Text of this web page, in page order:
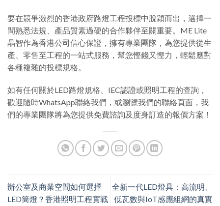
要在競爭激烈的香港政府路燈工程投標中脫穎而出，選擇一
間熟悉法規、產品質素過硬的合作夥伴至關重要。ME Lite
晶智作為香港公司信心保證，擁有專業團隊，為您提供從生
產、零售至工程的一站式服務，幫您慳錢又慳力，輕鬆應對
各種複雜的投標規格。
如有任何關於LED路燈規格、IEC認證或照明工程的查詢，
歡迎隨時WhatsApp聯絡我們，或瀏覽我們的聯絡頁面，我
們的專業團隊將為您提供免費諮詢及度身訂造的報價方案！
辦公室及商業空間如何選擇
LED筒燈？香港照明工程實戰
全新一代LED燈具：高流明、
低瓦數與IoT感應組網的真實